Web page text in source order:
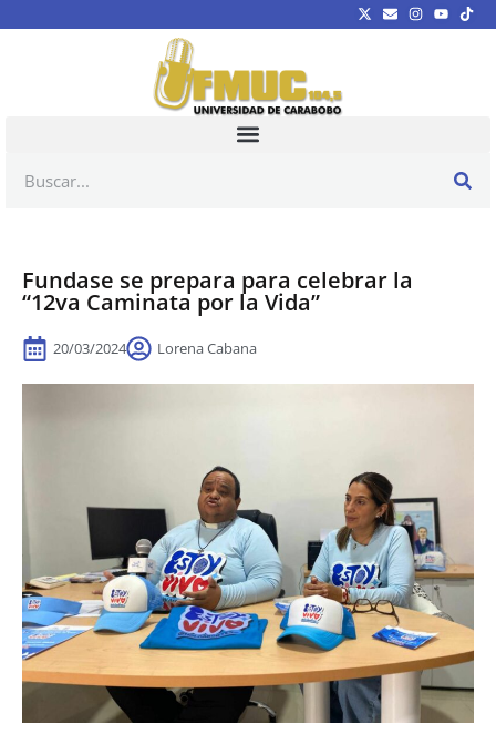
Fundase se prepara para celebrar la
“12va Caminata por la Vida”
20/03/2024 Lorena Cabana